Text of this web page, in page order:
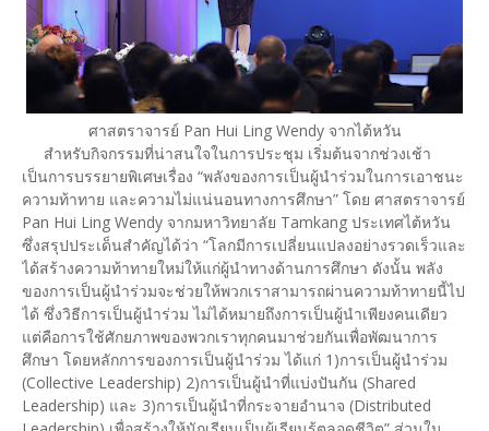
ศาสตราจารย์ Pan Hui Ling Wendy จากไต้หวัน
สำหรับกิจกรรมที่น่าสนใจในการประชุม เริ่มต้นจากช่วงเช้า
เป็นการบรรยายพิเศษเรื่อง “พลังของการเป็นผู้นำร่วมในการเอาชนะ
ความท้าทาย และความไม่แน่นอนทางการศึกษา” โดย ศาสตราจารย์
Pan Hui Ling Wendy จากมหาวิทยาลัย Tamkang ประเทศไต้หวัน
ซึ่งสรุปประเด็นสำคัญได้ว่า “โลกมีการเปลี่ยนแปลงอย่างรวดเร็วและ
ได้สร้างความท้าทายใหม่ให้แก่ผู้นำทางด้านการศึกษา ดังนั้น พลัง
ของการเป็นผู้นำร่วมจะช่วยให้พวกเราสามารถผ่านความท้าทายนี้ไป
ได้ ซึ่งวิธีการเป็นผู้นำร่วม ไม่ได้หมายถึงการเป็นผู้นำเพียงคนเดียว
แต่คือการใช้ศักยภาพของพวกเราทุกคนมาช่วยกันเพื่อพัฒนาการ
ศึกษา โดยหลักการของการเป็นผู้นำร่วม ได้แก่ 1)การเป็นผู้นำร่วม
(Collective Leadership) 2)การเป็นผู้นำที่แบ่งปันกัน (Shared
Leadership) และ 3)การเป็นผู้นำที่กระจายอำนาจ (Distributed